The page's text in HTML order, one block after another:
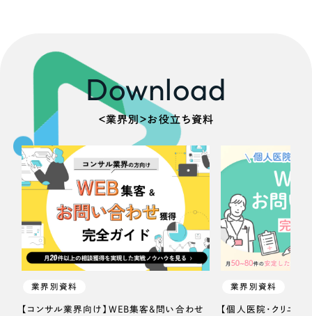
Download
＜業界別＞お役立ち資料
業界別資料
【コンサル業界向け】WEB集客＆問い合わせ
業界別資料
【個人医院・クリニッ